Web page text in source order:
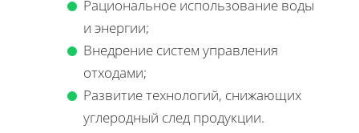
Рациональное использование воды
и энергии;
Внедрение систем управления
отходами;
Развитие технологий, снижающих
углеродный след продукции.